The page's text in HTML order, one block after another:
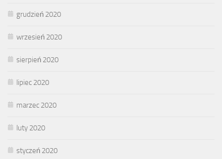
grudzień 2020
wrzesień 2020
sierpień 2020
lipiec 2020
marzec 2020
luty 2020
styczeń 2020